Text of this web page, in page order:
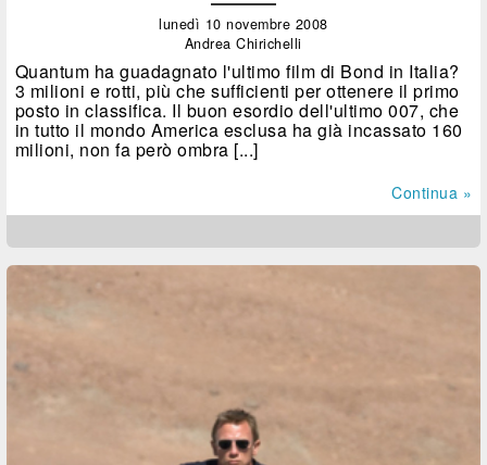
lunedì 10 novembre 2008
Andrea Chirichelli
Quantum ha guadagnato l'ultimo film di Bond in Italia?
3 milioni e rotti, più che sufficienti per ottenere il primo
posto in classifica. Il buon esordio dell'ultimo 007, che
in tutto il mondo America esclusa ha già incassato 160
milioni, non fa però ombra [...]
Continua »